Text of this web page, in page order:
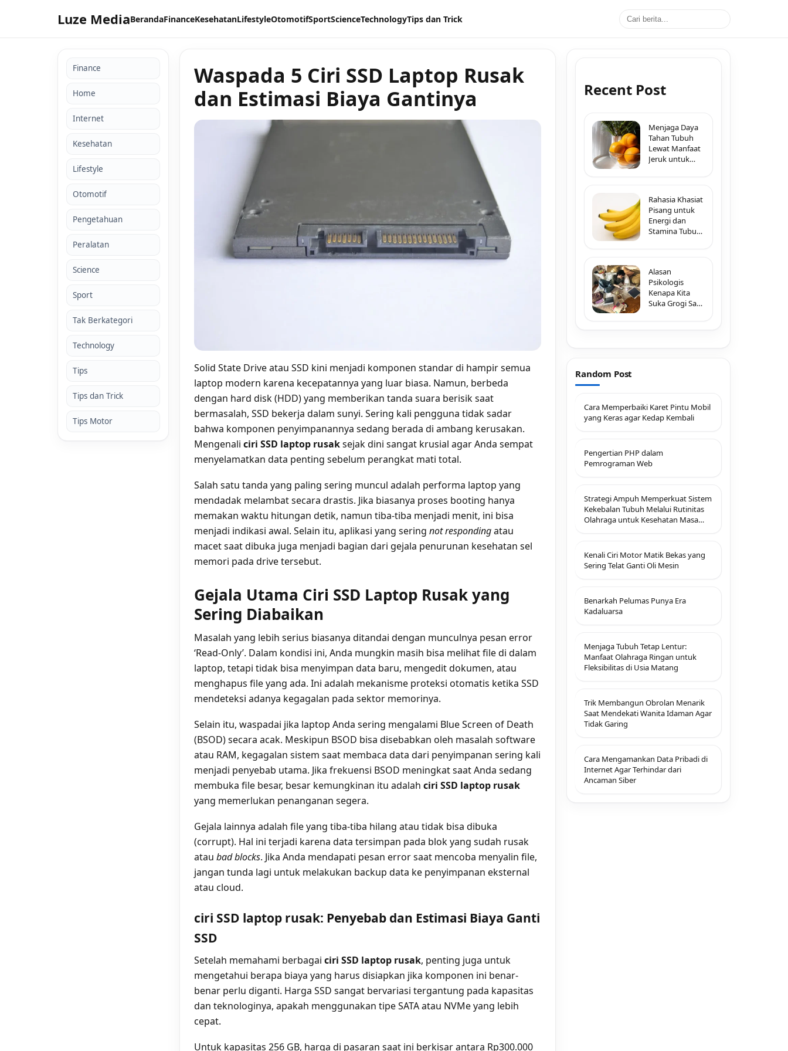
Luze MediaBerandaFinanceKesehatanLifestyleOtomotifSportScienceTechnologyTips dan Trick
Finance
Home
Internet
Kesehatan
Lifestyle
Otomotif
Pengetahuan
Peralatan
Science
Sport
Tak Berkategori
Technology
Tips
Tips dan Trick
Tips Motor
Waspada 5 Ciri SSD Laptop Rusak
dan Estimasi Biaya Gantinya
Solid State Drive atau SSD kini menjadi komponen standar di hampir semua
laptop modern karena kecepatannya yang luar biasa. Namun, berbeda
dengan hard disk (HDD) yang memberikan tanda suara berisik saat
bermasalah, SSD bekerja dalam sunyi. Sering kali pengguna tidak sadar
bahwa komponen penyimpanannya sedang berada di ambang kerusakan.
Mengenali ciri SSD laptop rusaksejak dini sangat krusial agar Anda sempat
menyelamatkan data penting sebelum perangkat mati total.
Salah satu tanda yang paling sering muncul adalah performa laptop yang
mendadak melambat secara drastis. Jika biasanya proses booting hanya
memakan waktu hitungan detik, namun tiba-tiba menjadi menit, ini bisa
menjadi indikasi awal. Selain itu, aplikasi yang sering not respondingatau
macet saat dibuka juga menjadi bagian dari gejala penurunan kesehatan sel
memori pada drive tersebut.
Gejala Utama Ciri SSD Laptop Rusak yang
Sering Diabaikan
Masalah yang lebih serius biasanya ditandai dengan munculnya pesan error
‘Read-Only’. Dalam kondisi ini, Anda mungkin masih bisa melihat file di dalam
laptop, tetapi tidak bisa menyimpan data baru, mengedit dokumen, atau
menghapus file yang ada. Ini adalah mekanisme proteksi otomatis ketika SSD
mendeteksi adanya kegagalan pada sektor memorinya.
Selain itu, waspadai jika laptop Anda sering mengalami Blue Screen of Death
(BSOD) secara acak. Meskipun BSOD bisa disebabkan oleh masalah software
atau RAM, kegagalan sistem saat membaca data dari penyimpanan sering kali
menjadi penyebab utama. Jika frekuensi BSOD meningkat saat Anda sedang
membuka file besar, besar kemungkinan itu adalah ciri SSD laptop rusak
yang memerlukan penanganan segera.
Gejala lainnya adalah file yang tiba-tiba hilang atau tidak bisa dibuka
(corrupt). Hal ini terjadi karena data tersimpan pada blok yang sudah rusak
atau bad blocks. Jika Anda mendapati pesan error saat mencoba menyalin file,
jangan tunda lagi untuk melakukan backup data ke penyimpanan eksternal
atau cloud.
ciri SSD laptop rusak: Penyebab dan Estimasi Biaya Ganti
SSD
Setelah memahami berbagai ciri SSD laptop rusak, penting juga untuk
mengetahui berapa biaya yang harus disiapkan jika komponen ini benar-
benar perlu diganti. Harga SSD sangat bervariasi tergantung pada kapasitas
dan teknologinya, apakah menggunakan tipe SATA atau NVMe yang lebih
cepat.
Untuk kapasitas 256 GB, harga di pasaran saat ini berkisar antara Rp300.000
Recent Post
Menjaga Daya
Tahan Tubuh
Lewat Manfaat
Jeruk untuk
Rahasia Khasiat
Pisang untuk
Energi dan
Stamina Tubuh
Alasan
Psikologis
Kenapa Kita
Suka Grogi Saat
Random Post
Cara Memperbaiki Karet Pintu Mobil
yang Keras agar Kedap Kembali
Pengertian PHP dalam
Pemrograman Web
Strategi Ampuh Memperkuat Sistem
Kekebalan Tubuh Melalui Rutinitas
Olahraga untuk Kesehatan Masa
Kenali Ciri Motor Matik Bekas yang
Sering Telat Ganti Oli Mesin
Benarkah Pelumas Punya Era
Kadaluarsa
Menjaga Tubuh Tetap Lentur:
Manfaat Olahraga Ringan untuk
Fleksibilitas di Usia Matang
Trik Membangun Obrolan Menarik
Saat Mendekati Wanita Idaman Agar
Tidak Garing
Cara Mengamankan Data Pribadi di
Internet Agar Terhindar dari
Ancaman Siber